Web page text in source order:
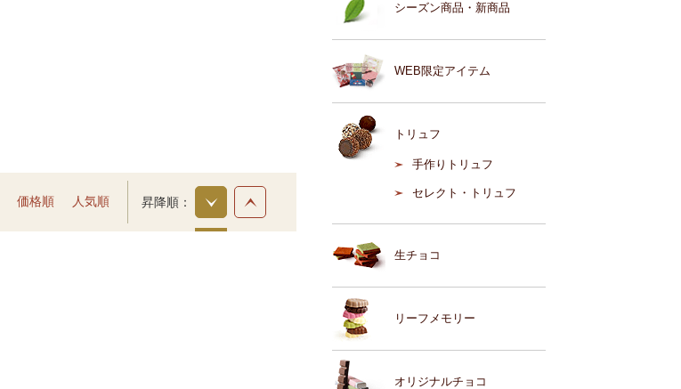
価格順 人気順 昇降順
シーズン商品・新商品
WEB限定アイテム
トリュフ
手作りトリュフ
セレクト・トリュフ
生チョコ
リーフメモリー
オリジナルチョコ